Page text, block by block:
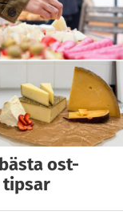
ost-
tipsar